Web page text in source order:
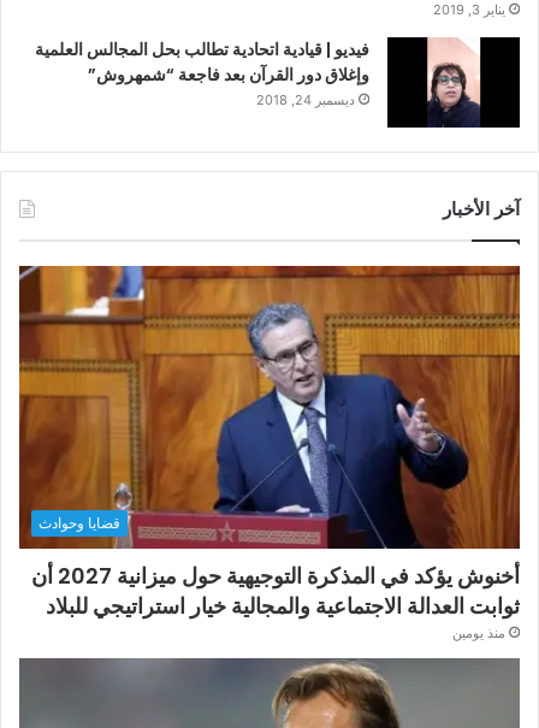
يناير 3, 2019
فيديو | قيادية اتحادية تطالب بحل المجالس العلمية
وإغلاق دور القرآن بعد فاجعة “شمهروش”
ديسمبر 24, 2018
آخر الأخبار
قضايا وحوادث
أخنوش يؤكد في المذكرة التوجيهية حول ميزانية 2027 أن
ثوابت العدالة الاجتماعية والمجالية خيار استراتيجي للبلاد
منذ يومين